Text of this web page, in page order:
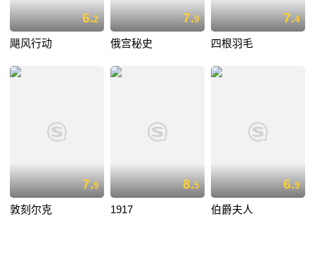
6.2
飓风行动
7.9
俄宫秘史
7.4
四根羽毛
7.9
敦刻尔克
8.5
1917
6.9
伯爵夫人